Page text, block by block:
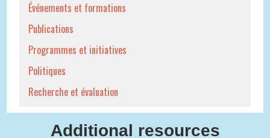
Événements et formations
Publications
Programmes et initiatives
Politiques
Recherche et évaluation
Additional resources